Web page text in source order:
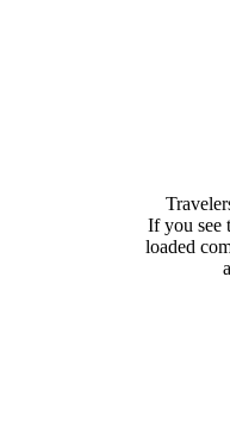
If you see
loaded